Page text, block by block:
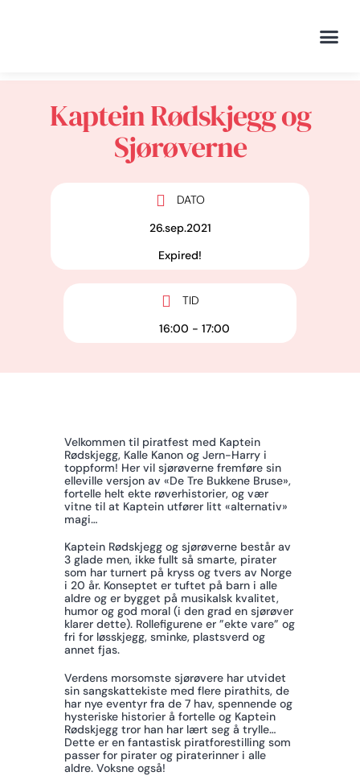
Kaptein Rødskjegg og
Sjørøverne
DATO
26.sep.2021
Expired!
TID
16:00 - 17:00
Velkommen til piratfest med Kaptein
Rødskjegg, Kalle Kanon og Jern-Harry i
toppform! Her vil sjørøverne fremføre sin
elleville versjon av «De Tre Bukkene Bruse»,
fortelle helt ekte røverhistorier, og vær
vitne til at Kaptein utfører litt «alternativ»
magi…
Kaptein Rødskjegg og sjørøverne består av
3 glade men, ikke fullt så smarte, pirater
som har turnert på kryss og tvers av Norge
i 20 år. Konseptet er tuftet på barn i alle
aldre og er bygget på musikalsk kvalitet,
humor og god moral (i den grad en sjørøver
klarer dette). Rollefigurene er ”ekte vare” og
fri for løsskjegg, sminke, plastsverd og
annet fjas.
Verdens morsomste sjørøvere har utvidet
sin sangskattekiste med flere pirathits, de
har nye eventyr fra de 7 hav, spennende og
hysteriske historier å fortelle og Kaptein
Rødskjegg tror han har lært seg å trylle…
Dette er en fantastisk piratforestilling som
passer for pirater og piraterinner i alle
aldre. Voksne også!